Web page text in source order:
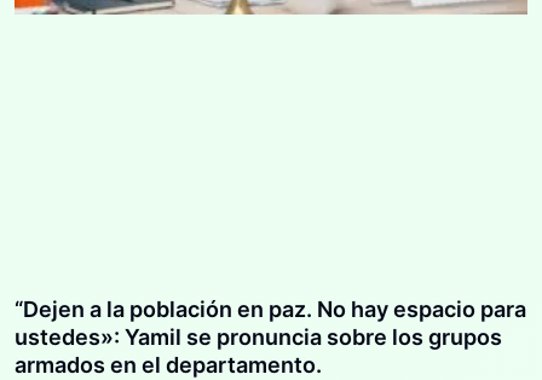
“Dejen a la población en paz. No hay espacio para
ustedes»: Yamil se pronuncia sobre los grupos
armados en el departamento.